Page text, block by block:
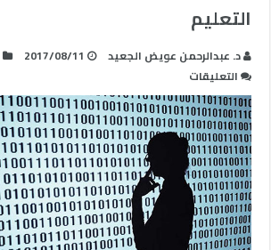
التعليم
د. عبدالرحمن عويض الجعيد 2017/08/11
التعليقات
تحليل
البيانات
الكبيرة
Big
Data
وتحسين
التعليم
مغلقة